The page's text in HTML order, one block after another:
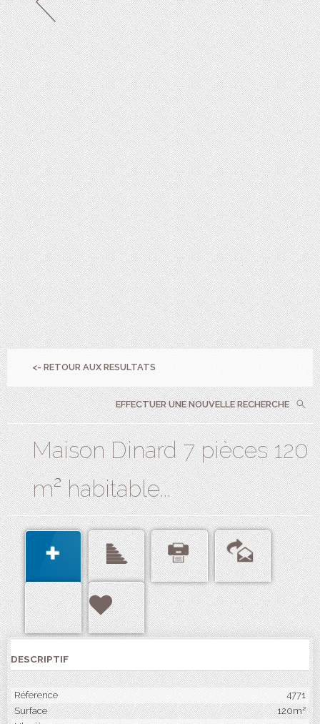
<- RETOUR AUX RESULTATS
EFFECTUER UNE NOUVELLE RECHERCHE
Maison Dinard 7 pièces 120
m² habitable...
DESCRIPTIF
Réference
4771
Surface
120m²